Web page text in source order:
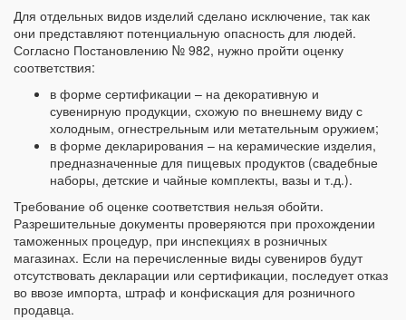
Для отдельных видов изделий сделано исключение, так как
они представляют потенциальную опасность для людей.
Согласно Постановлению № 982, нужно пройти оценку
соответствия:
в форме сертификации – на декоративную и
сувенирную продукции, схожую по внешнему виду с
холодным, огнестрельным или метательным оружием;
в форме декларирования – на керамические изделия,
предназначенные для пищевых продуктов (свадебные
наборы, детские и чайные комплекты, вазы и т.д.).
Требование об оценке соответствия нельзя обойти.
Разрешительные документы проверяются при прохождении
таможенных процедур, при инспекциях в розничных
магазинах. Если на перечисленные виды сувениров будут
отсутствовать декларации или сертификации, последует отказ
во ввозе импорта, штраф и конфискация для розничного
продавца.